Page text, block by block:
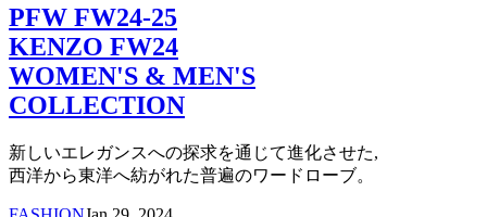
PFW FW24-25
KENZO FW24
WOMEN'S & MEN'S
COLLECTION
新しいエレガンスへの探求を通じて進化させた,
西洋から東洋へ紡がれた普遍のワードローブ。